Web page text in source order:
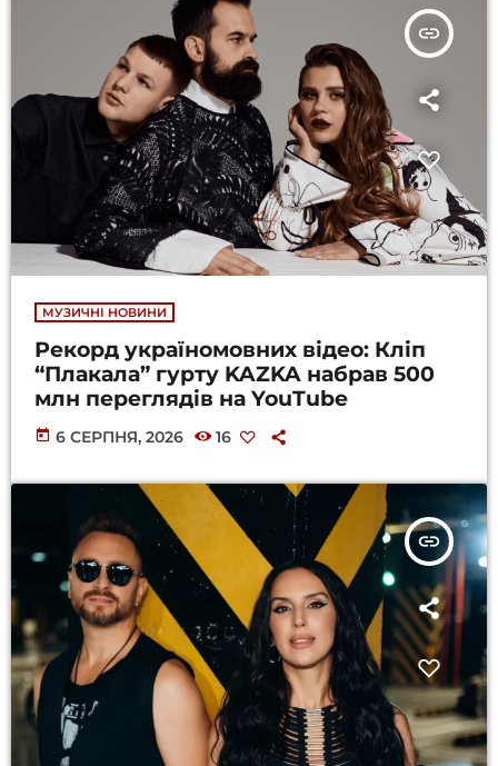
insert_link
МУЗИЧНІ НОВИНИ
Рекорд україномовних відео: Кліп
“Плакала” гурту KAZKA набрав 500
млн переглядів на YouTube
today 6 СЕРПНЯ, 2026 16
insert_link